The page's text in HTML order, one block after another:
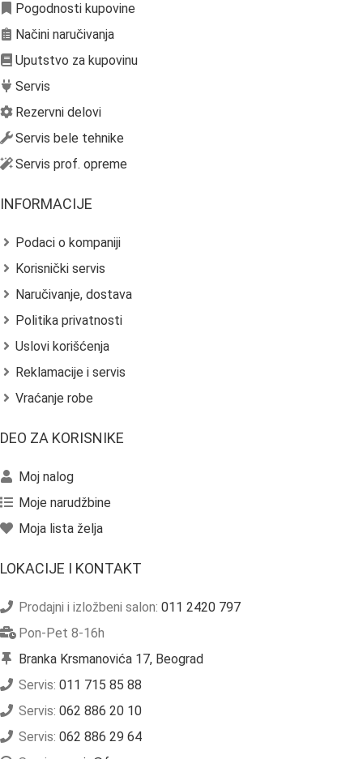
Pogodnosti kupovine
Načini naručivanja
Uputstvo za kupovinu
Servis
Rezervni delovi
Servis bele tehnike
Servis prof. opreme
INFORMACIJE
Podaci o kompaniji
Korisnički servis
Naručivanje, dostava
Politika privatnosti
Uslovi korišćenja
Reklamacije i servis
Vraćanje robe
DEO ZA KORISNIKE
Moj nalog
Moje narudžbine
Moja lista želja
LOKACIJE I KONTAKT
Prodajni i izložbeni salon: 011 2420 797
Pon-Pet 8-16h
Branka Krsmanovića 17, Beograd
Servis: 011 715 85 88
Servis: 062 886 20 10
Servis: 062 886 29 64